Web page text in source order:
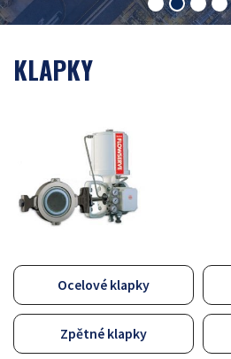
KLAPKY
Ocelové klapky
Zpětné klapky